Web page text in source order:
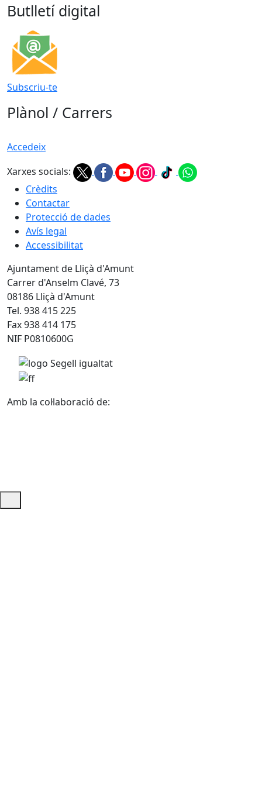
Butlletí digital
Subscriu-te
Plànol / Carrers
Accedeix
Xarxes socials:
Crèdits
Contactar
Protecció de dades
Avís legal
Accessibilitat
Ajuntament de Lliçà d'Amunt
Carrer d'Anselm Clavé, 73
08186 Lliçà d'Amunt
Tel. 938 415 225
Fax 938 414 175
NIF P0810600G
Amb la col·laboració de: